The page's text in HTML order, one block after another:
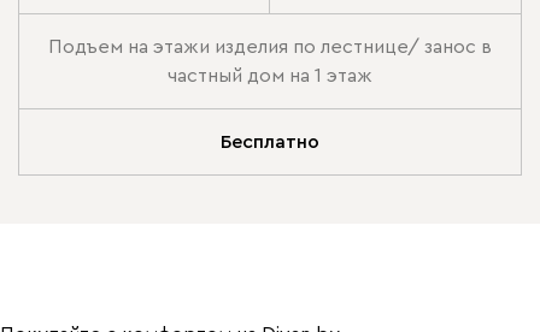
Подъем на этажи изделия по лестнице/ занос в
частный дом на 1 этаж
Бесплатно